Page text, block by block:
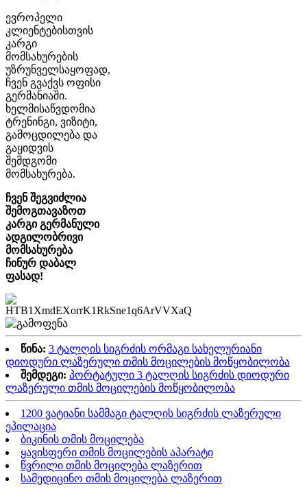
ევროპელი
კლიენტებისთვის
კარგი
მომსახურების
უზრუნველსაყოფად,
ჩვენ გვაქვს ოფისი
გერმანიაში.
ხელმისაწვდომია
ტრენინგი, ვიზიტი,
გამოცდილება და
გაყიდვის
შემდგომი
მომსახურება.
ჩვენ შეგვიძლია
შემოგთავაზოთ
კარგი გერმანული
ადგილობრივი
მომსახურება
ჩინურ დაბალ
ფასად!
წინა: 3 ტალღის სიგრძის ორმაგი სახელურიანი
დიოდური ლაზერული თმის მოცილების მოწყობილობა
შემდეგი: პორტატული 3 ტალღის სიგრძის დიოდური
ლაზერული თმის მოცილების მოწყობილობა
1200 ვატიანი სამმაგი ტალღის სიგრძის ლაზერული
ეპილაცია
ბიკინის თმის მოცილება
ყავისფერი თმის მოცილების აპარატი
წვრილი თმის მოცილება ლაზერით
სამედიცინო თმის მოცილება ლაზერით